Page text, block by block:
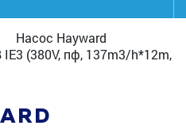
Насос Hayward
IE3 (380V, пф, 137m3/h*12m,